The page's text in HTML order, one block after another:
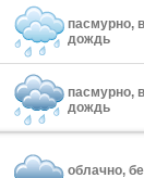
пасмурно,
дождь
пасмурно,
дождь
облачно,